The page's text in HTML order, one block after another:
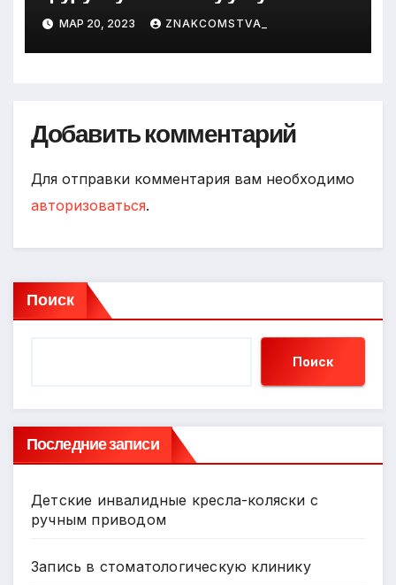
МАР 20, 2023 ZNAKCOMSTVA_
Добавить комментарий
Для отправки комментария вам необходимо
авторизоваться.
Поиск
Поиск
Последние записи
Детские инвалидные кресла-коляски с
ручным приводом
Запись в стоматологическую клинику